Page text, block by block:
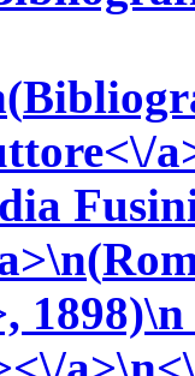
1898)\n